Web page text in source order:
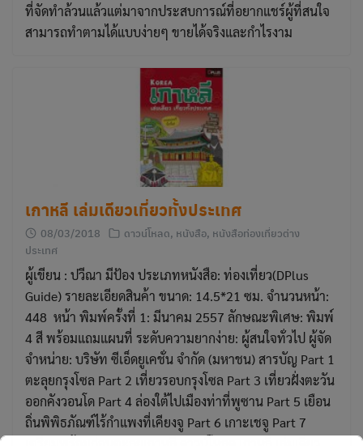
ที่จัดทําล้วนแล้วแต่มาจากประสบการณ์ที่อยากแชร์ผู้ที่สนใจ
สามารถทําตามได้แบบง่ายๆ ขายได้จริงและกําไรงาม
เกาหลี เล่มเดียวเที่ยวทั้งประเทศ
08/03/2018 ดาวน์โหลด, หนังสือ, หนังสือท่องเที่ยวต่าง
ประเทศ
ผู้เขียน : ปวีณา มีป้อง ประเภทหนังสือ: ท่องเที่ยว(DPlus
Guide) รายละเอียดสินค้า ขนาด: 14.5*21 ซม. จำนวนหน้า:
448 หน้า พิมพ์ครั้งที่ 1: มีนาคม 2557 ลักษณะพิเศษ: พิมพ์
4 สี พร้อมแถมแผนที่ ระดับความยากง่าย: ผู้สนใจทั่วไป ผู้จัด
จำหน่าย: บริษัท ซีเอ็ดยูเคชั่น จำกัด (มหาชน) สารบัญ Part 1
ตะลุยกรุงโซล Part 2 เที่ยวรอบกรุงโซล Part 3 เที่ยวฝั่งตะวัน
ออกคังวอนโด Part 4 ล่องใต้ไปเมืองท่าที่พูซาน Part 5 เยือน
ถิ่นพิพิธภัณฑ์ไร้กำแพงที่เคียงจู Part 6 เกาะเชจู Part 7